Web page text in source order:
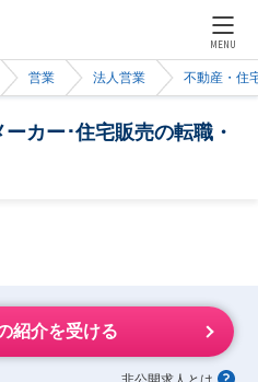
MENU
営業 法人営業 不動産・住
カー･住宅販売の転職・
紹介を受ける